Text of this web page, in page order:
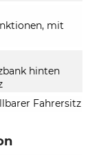
mit
hinten
Fahrersitz